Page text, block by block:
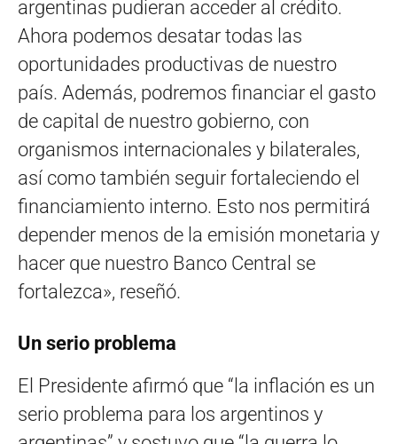
argentinas pudieran acceder al crédito.
Ahora podemos desatar todas las
oportunidades productivas de nuestro
país. Además, podremos financiar el gasto
de capital de nuestro gobierno, con
organismos internacionales y bilaterales,
así como también seguir fortaleciendo el
financiamiento interno. Esto nos permitirá
depender menos de la emisión monetaria y
hacer que nuestro Banco Central se
fortalezca», reseñó.
Un serio problema
El Presidente afirmó que “la inflación es un
serio problema para los argentinos y